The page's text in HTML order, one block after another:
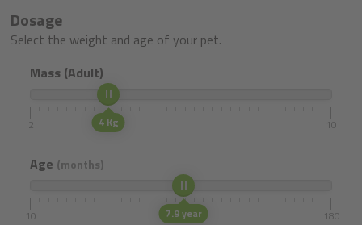
Dosage
Select the weight and age of your pet.
Mass (Adult)
4 Kg
2 10
Age (months)
7.9 year
10 180